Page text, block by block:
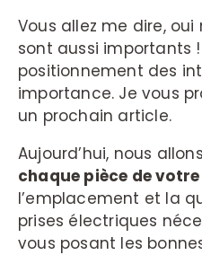
Vous allez me dire,
sont aussi importants
positionnement des
importance. Je vous
un prochain article.
Aujourd’hui, nous allons
chaque pièce de
l’emplacement et la
prises électriques
vous posant les